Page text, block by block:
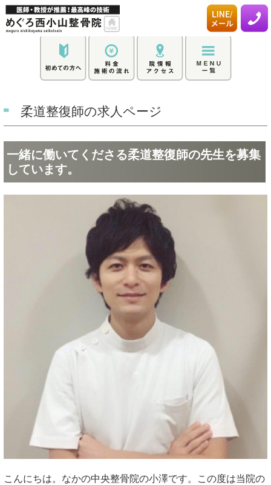
柔道整復師の求人ページ
一緒に働いてくださる柔道整復師の先生を募集
しています。
こんにちは。なかの中央整骨院の小澤です。この度は当院の